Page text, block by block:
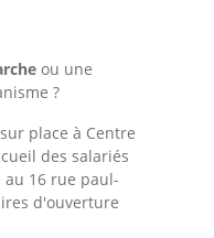
ou une
?
place à Centre
des salariés
au 16 rue paul-
d'ouverture